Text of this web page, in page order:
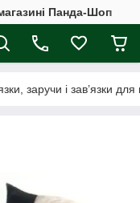
Панда-Шоп
заручи і зав’язки